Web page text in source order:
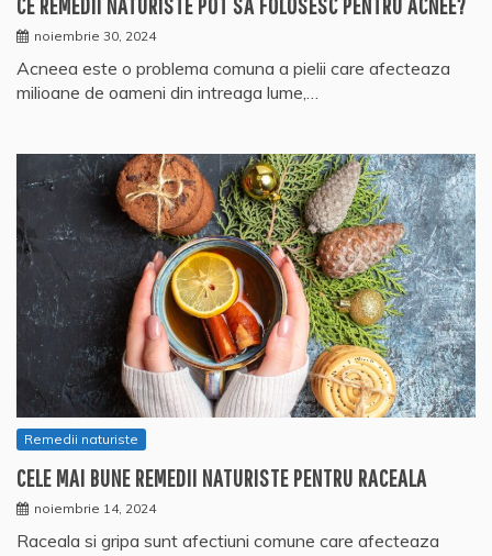
noiembrie 30, 2024
Acneea este o problema comuna a pielii care afecteaza
milioane de oameni din intreaga lume,…
Remedii naturiste
CELE MAI BUNE REMEDII NATURISTE PENTRU RACEALA
noiembrie 14, 2024
Raceala si gripa sunt afectiuni comune care afecteaza